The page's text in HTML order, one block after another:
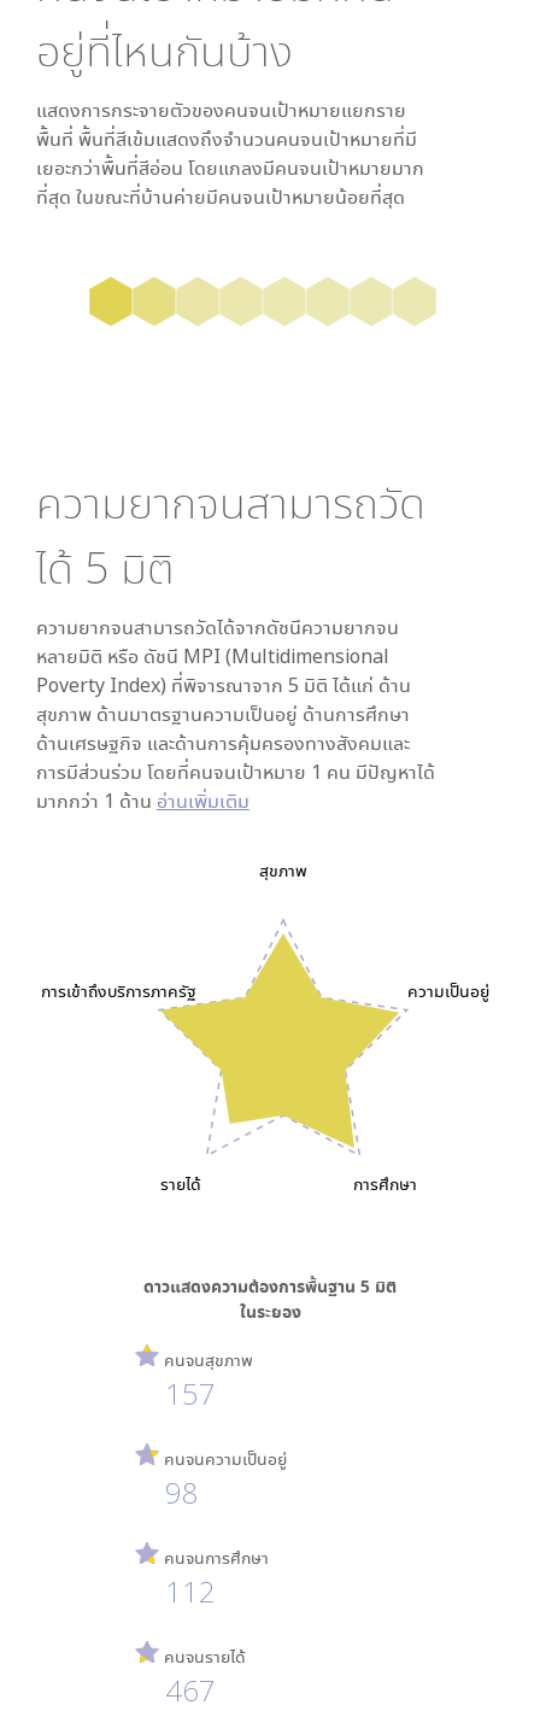
อยู่ที่ไหนกันบ้าง
แสดงการกระจายตัวของคนจนเป้าหมายแยกราย
พื้นที่ พื้นที่สีเข้มแสดงถึงจำนวนคนจนเป้าหมายที่มี
เยอะกว่าพื้นที่สีอ่อน โดยแกลงมีคนจนเป้าหมายมาก
ที่สุด ในขณะที่บ้านค่ายมีคนจนเป้าหมายน้อยที่สุด
ความยากจนสามารถวัด
ได้ 5 มิติ
ความยากจนสามารถวัดได้จากดัชนีความยากจน
หลายมิติ หรือ ดัชนี MPI (Multidimensional
Poverty Index) ที่พิจารณาจาก 5 มิติ ได้แก่ ด้าน
สุขภาพ ด้านมาตรฐานความเป็นอยู่ ด้านการศึกษา
ด้านเศรษฐกิจ และด้านการคุ้มครองทางสังคมและ
การมีส่วนร่วม โดยที่คนจนเป้าหมาย 1 คน มีปัญหาได้
มากกว่า 1 ด้าน อ่านเพิ่มเติม
สุขภาพ
ความเป็นอยู่
การศึกษา
รายได้
การเข้าถึงบริการภาครัฐ
ดาวแสดงความต้องการพื้นฐาน 5 มิติ
ในระยอง
คนจนสุขภาพ
157
คนจนความเป็นอยู่
98
คนจนการศึกษา
112
คนจนรายได้
467